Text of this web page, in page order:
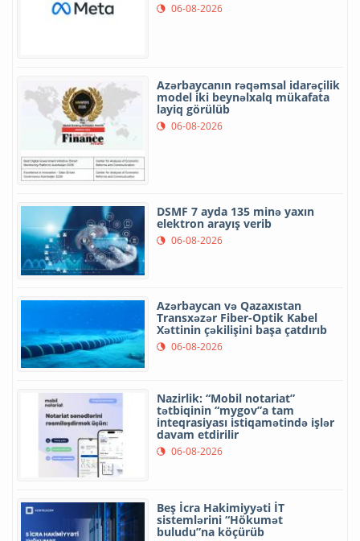
06-08-2026
Azərbaycanın rəqəmsal idarəçilik
model iki beynəlxalq mükafata
layiq görülüb
06-08-2026
DSMF 7 ayda 135 minə yaxın
elektron arayış verib
06-08-2026
Azərbaycan və Qazaxıstan
Transxəzər Fiber-Optik Kabel
Xəttinin çəkilişini başa çatdırıb
06-08-2026
Nazirlik: “Mobil notariat”
tətbiqinin “mygov”a tam
inteqrasiyası istiqamətində işlər
davam etdirilir
06-08-2026
Beş İcra Hakimiyyəti İT
sistemlərini “Hökumət
buludu”na köçürüb